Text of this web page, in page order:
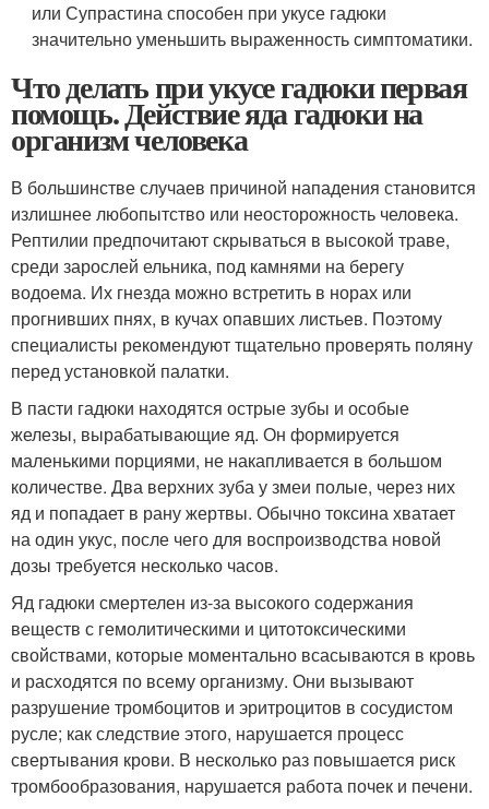
или Супрастина способен при укусе гадюки
значительно уменьшить выраженность симптоматики.
Что делать при укусе гадюки первая
помощь. Действие яда гадюки на
организм человека
В большинстве случаев причиной нападения становится
излишнее любопытство или неосторожность человека.
Рептилии предпочитают скрываться в высокой траве,
среди зарослей ельника, под камнями на берегу
водоема. Их гнезда можно встретить в норах или
прогнивших пнях, в кучах опавших листьев. Поэтому
специалисты рекомендуют тщательно проверять поляну
перед установкой палатки.
В пасти гадюки находятся острые зубы и особые
железы, вырабатывающие яд. Он формируется
маленькими порциями, не накапливается в большом
количестве. Два верхних зуба у змеи полые, через них
яд и попадает в рану жертвы. Обычно токсина хватает
на один укус, после чего для воспроизводства новой
дозы требуется несколько часов.
Яд гадюки смертелен из-за высокого содержания
веществ с гемолитическими и цитотоксическими
свойствами, которые моментально всасываются в кровь
и расходятся по всему организму. Они вызывают
разрушение тромбоцитов и эритроцитов в сосудистом
русле; как следствие этого, нарушается процесс
свертывания крови. В несколько раз повышается риск
тромбообразования, нарушается работа почек и печени.